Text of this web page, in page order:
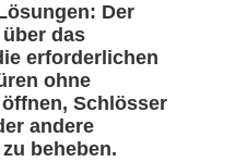
Der
das
erforderlichen
ohne
Schlösser
andere
beheben.